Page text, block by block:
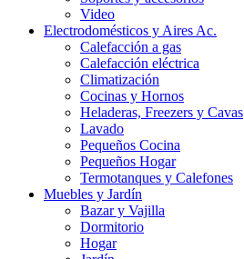
Video
Electrodomésticos y Aires Ac.
Calefacción a gas
Calefacción eléctrica
Climatización
Cocinas y Hornos
Heladeras, Freezers y Cavas
Lavado
Pequeños Cocina
Pequeños Hogar
Termotanques y Calefones
Muebles y Jardín
Bazar y Vajilla
Dormitorio
Hogar